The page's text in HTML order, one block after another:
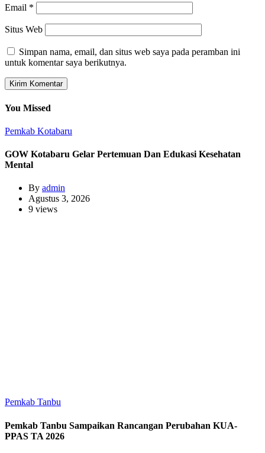
Email *
Situs Web
Simpan nama, email, dan situs web saya pada peramban ini
untuk komentar saya berikutnya.
You Missed
Pemkab Kotabaru
GOW Kotabaru Gelar Pertemuan Dan Edukasi Kesehatan
Mental
By admin
Agustus 3, 2026
9 views
Pemkab Tanbu
Pemkab Tanbu Sampaikan Rancangan Perubahan KUA-
PPAS TA 2026